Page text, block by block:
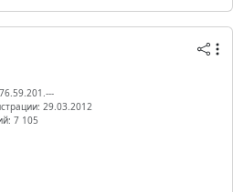
29.03.2012
7 105